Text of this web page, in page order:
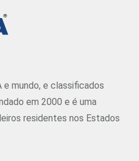
e mundo, e classificados
em 2000 e é uma
residentes nos Estados